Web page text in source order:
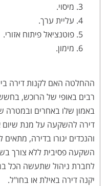
מיסוי.
עליית ערך.
פוטנציאל פיתוח אזורי.
מימון.
ההחלטה האם לקנות דירה
רבים באופי של הרוכש,
באמון שלו באחרים ובמטרה
דירה להשקעה על מנת שיום
והנכדים יגורו בדירה,
השקעה פסיבית ללא צורך
לחברת ניהול שתעשה הכל
יקנה דירה באילת או בחו"ל.